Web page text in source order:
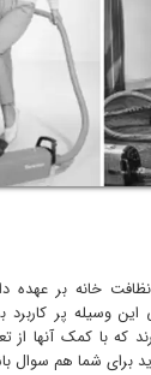
خانه بر عهده
وسیله پر کاربرد
که با کمک آنها از
برای شما هم سوال